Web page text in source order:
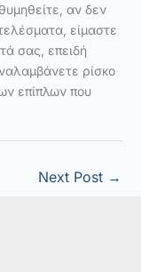
αν δεν
είμαστε
σας, επειδή
ρίσκο
επίπλων που
Next Post →